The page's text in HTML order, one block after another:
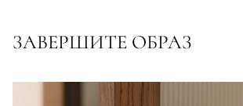
ЗАВЕРШИТЕ ОБРАЗ